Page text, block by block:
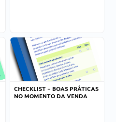
CHECKLIST – BOAS PRÁTICAS
NO MOMENTO DA VENDA